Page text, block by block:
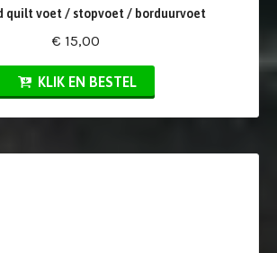
quilt voet / stopvoet / borduurvoet
€ 15,00
KLIK EN BESTEL